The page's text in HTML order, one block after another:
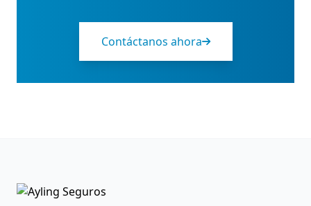
Contáctanos ahora